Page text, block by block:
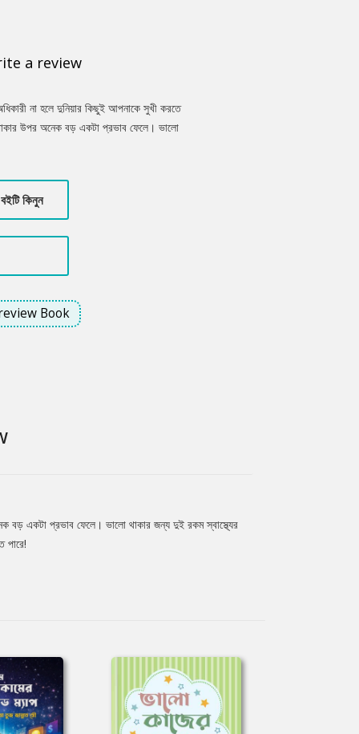
a review
না হলে দুনিয়ার কিছুই আপনাকে সুখী করতে
উপর অনেক বড় একটা প্রভাব ফেলে। ভালো
স্বাস্থ্য এবং মানসিক স্বাস্থ্য। জেনে নিন
বইটি কিনুন
Book
বড় একটা প্রভাব ফেলে। ভালো থাকার জন্য দুই রকম স্বাস্থ্যের
পারে!